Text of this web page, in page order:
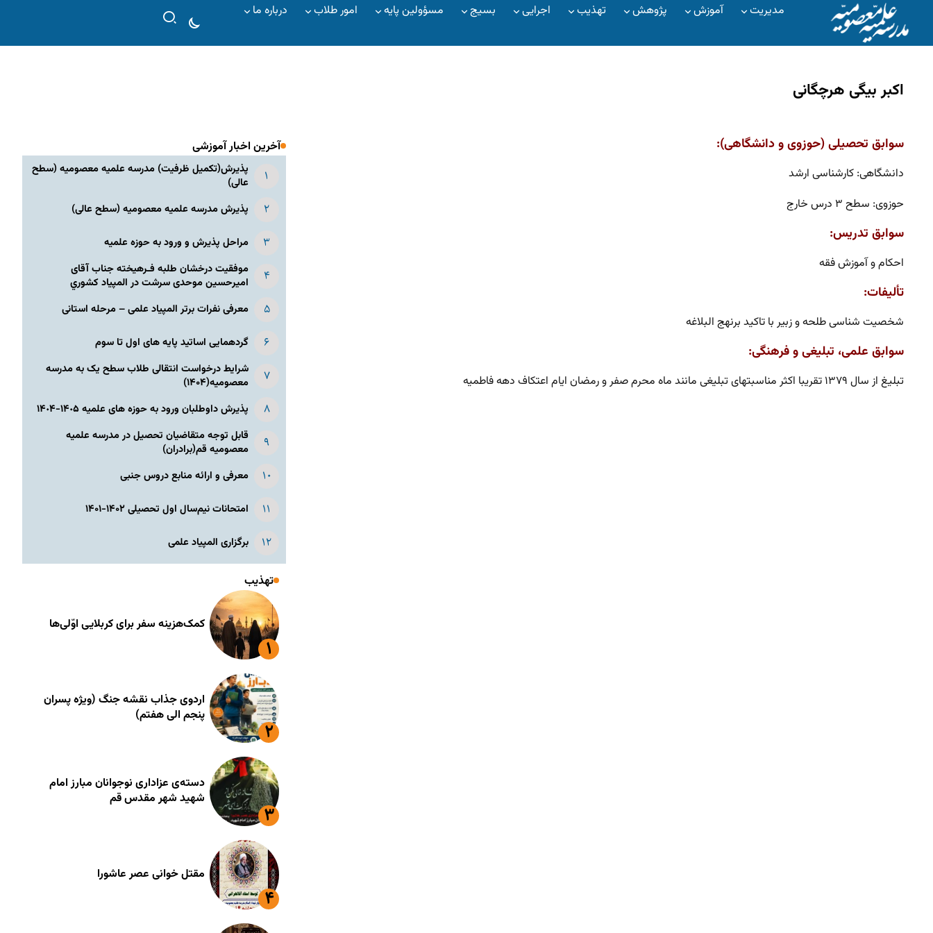
مدیریت آموزش پژوهش تهذیب اجرایی بسیج مسؤولین پایه امور طلاب درباره ما
اکبر بیگی هرچگانی
سوابق تحصیلی (حوزوی و دانشگاهی):
دانشگاهی: کارشناسی ارشد
حوزوی: سطح ۳ درس خارج
سوابق تدریس:
احکام و آموزش فقه
تألیفات:
شخصیت شناسی طلحه و زبیر با تاکید برنهج البلاغه
سوابق علمی، تبلیغی و فرهنگی:
تبلیغ از سال ۱۳۷۹ تقریبا اکثر مناسبتهای تبلیغی مانند ماه محرم صفر و رمضان ایام اعتکاف دهه فاطمیه
آخرین اخبار آموزشی
پذیرش(تکمیل ظرفیت) مدرسه علمیه معصومیه‌ (سطح
عالی)
پذیرش مدرسه علمیه معصومیه‌ (سطح عالی)
مراحل پذیرش و ورود به حوزه علمیه
موفقیت درخشان طلبه فـرهیخته جناب آقای
امیرحسین موحدی سرشت در المپياد كشوري
معرفی نفرات برتر المپیاد علمی – مرحله استانی
گردهمایی اساتید پایه های اول تا سوم
شرایط درخواست انتقالی طلاب سطح یک به مدرسه
معصومیه(۱۴۰۴)
پذیرش داوطلبان ورود به حوزه های علمیه ١۴٠۵-١۴٠۴
قابل توجه متقاضیان تحصیل در مدرسه علمیه
معصومیه قم(برادران)
معرفی و ارائه منابع دروس جنبی
امتحانات نیم‌سال اول تحصیلی ۱۴۰۲-۱۴۰۱
برگزاری المپیاد علمی
تهذیب
کمک‌هزینه سفر برای کربلایی اوّلی‌ها
اردوی جذاب نقشه جنگ (ویژه پسران
پنجم الی هفتم)
دسته‌ی عزاداری نوجوانان مبارز امام
شهید شهر مقدس قم
مقتل خوانی عصر عاشورا